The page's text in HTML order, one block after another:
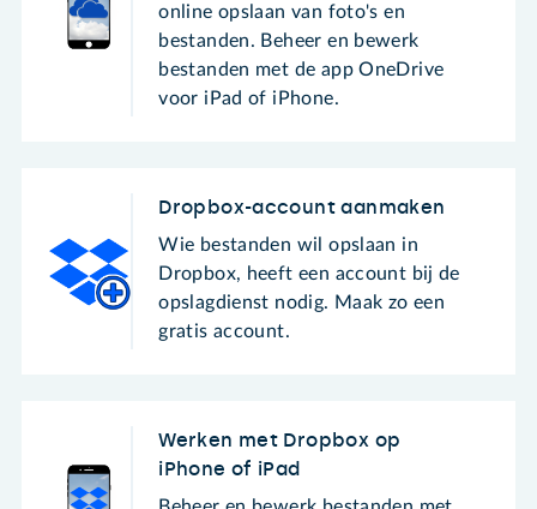
online opslaan van foto's en
bestanden. Beheer en bewerk
bestanden met de app OneDrive
voor iPad of iPhone.
Dropbox-account aanmaken
Wie bestanden wil opslaan in
Dropbox, heeft een account bij de
opslagdienst nodig. Maak zo een
gratis account.
Werken met Dropbox op
iPhone of iPad